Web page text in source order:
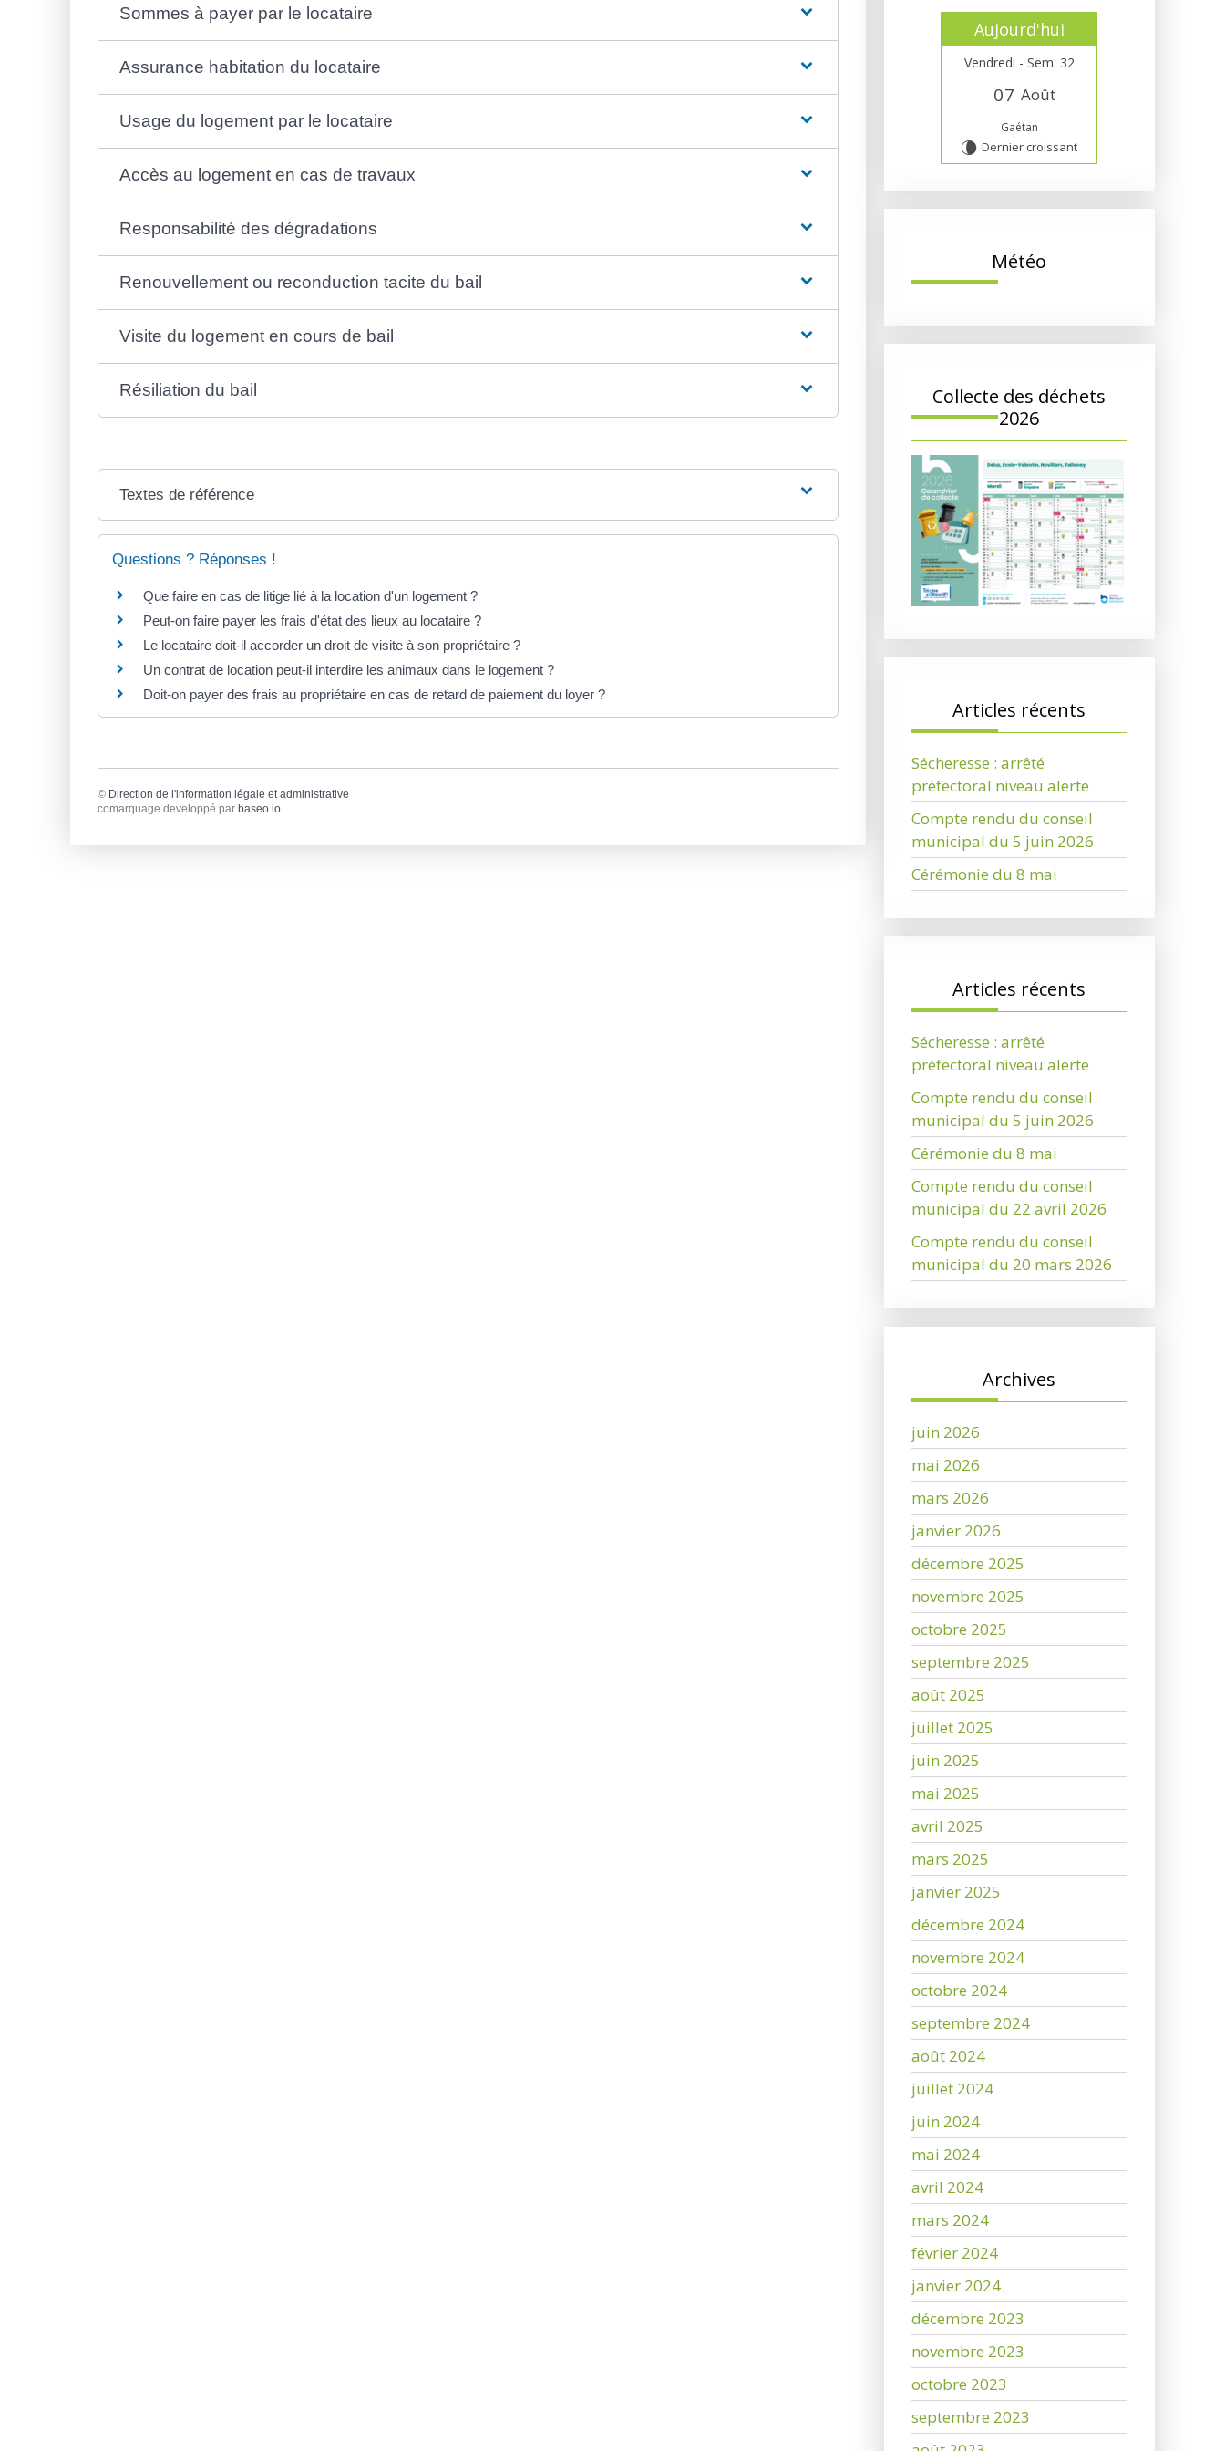
Sommes à payer par le locataire
Assurance habitation du locataire
Usage du logement par le locataire
Accès au logement en cas de travaux
Responsabilité des dégradations
Renouvellement ou reconduction tacite du bail
Visite du logement en cours de bail
Résiliation du bail
Textes de référence
Questions ? Réponses !
Que faire en cas de litige lié à la location d'un logement ?
Peut-on faire payer les frais d'état des lieux au locataire ?
Le locataire doit-il accorder un droit de visite à son propriétaire ?
Un contrat de location peut-il interdire les animaux dans le logement ?
Doit-on payer des frais au propriétaire en cas de retard de paiement du loyer ?
© Direction de l'information légale et administrative
comarquage developpé par baseo.io
Aujourd'hui
Vendredi - Sem. 32
07 Août
Gaétan
V Dernier croissant
Météo
Collecte des déchets
2026
Articles récents
Sécheresse : arrêté
préfectoral niveau alerte
Compte rendu du conseil
municipal du 5 juin 2026
Cérémonie du 8 mai
Articles récents
Sécheresse : arrêté
préfectoral niveau alerte
Compte rendu du conseil
municipal du 5 juin 2026
Cérémonie du 8 mai
Compte rendu du conseil
municipal du 22 avril 2026
Compte rendu du conseil
municipal du 20 mars 2026
Archives
juin 2026
mai 2026
mars 2026
janvier 2026
décembre 2025
novembre 2025
octobre 2025
septembre 2025
août 2025
juillet 2025
juin 2025
mai 2025
avril 2025
mars 2025
janvier 2025
décembre 2024
novembre 2024
octobre 2024
septembre 2024
août 2024
juillet 2024
juin 2024
mai 2024
avril 2024
mars 2024
février 2024
janvier 2024
décembre 2023
novembre 2023
octobre 2023
septembre 2023